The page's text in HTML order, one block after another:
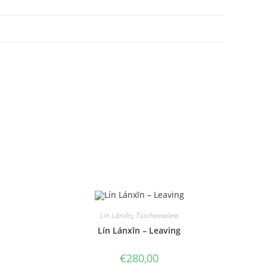
Lín Lánxīn, Tuschemalerei
Lín Lánxīn – Leaving
€280,00